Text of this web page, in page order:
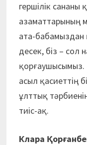
гер­­шілік
азаматтарының
ата-бабамыздан
десек, біз – сол
қор­ғау­шы­­сымыз.
асыл қасиеттің
ұлттық
тиіс-ақ.
Клара